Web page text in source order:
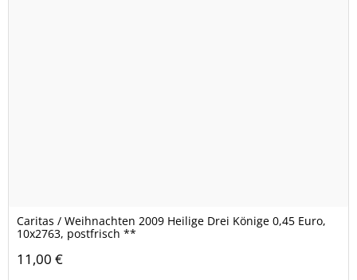
Caritas / Weihnachten 2009 Heilige Drei Könige 0,45 Euro,
10x2763, postfrisch **
11,00 €